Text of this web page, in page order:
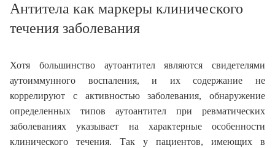
Антитела как маркеры клинического
течения заболевания
Хотя большинство аутоантител являются свидетелями
аутоиммунного воспаления, и их содержание не
коррелируют с активностью заболевания, обнаружение
определенных типов аутоантител при ревматических
заболеваниях указывает на характерные особенности
клинического течения. Так у пациентов, имеющих в